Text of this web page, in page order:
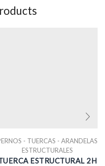
- TUERCAS - ARANDELAS
ESTRUCTURALES
ESTRUCTURAL 2H